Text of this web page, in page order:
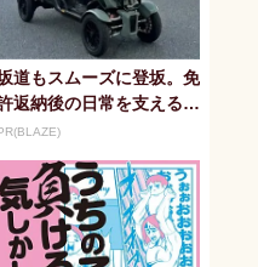
道もスムーズに登坂。免
返納後の日常を支えるシ
アカー